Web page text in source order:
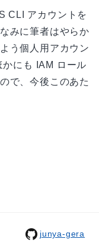
CLI アカウントを
みに筆者はやらか
う個人用アカウン
かにも IAM ロール
で、今後このあた
junya-gera